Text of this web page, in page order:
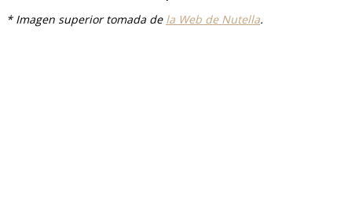
* Imagen superior tomada de la Web de Nutella.